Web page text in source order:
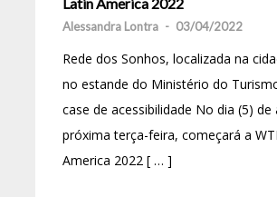
Alessandra Lontra - 03/04/2022
Rede dos Sonhos, localizada na
no estande do Ministério do
case de acessibilidade No dia (5) de
próxima terça-feira, começará a
America 2022 [ … ]